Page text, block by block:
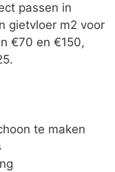
passen in
gietvloer m2 voor
€70 en €150,
te maken